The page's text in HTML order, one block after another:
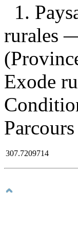
1.
rurales
Exode
307.7209714